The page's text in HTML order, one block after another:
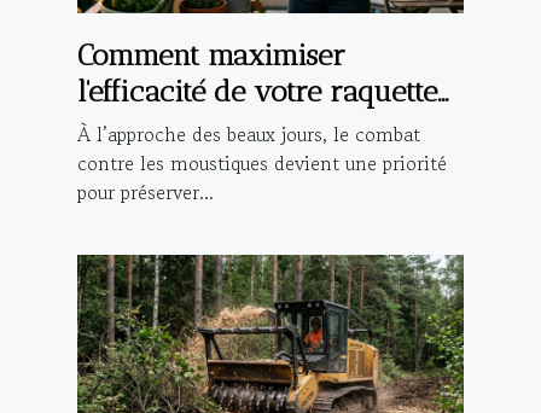
Comment maximiser
l'efficacité de votre raquette
anti-moustique électrique ?
À l’approche des beaux jours, le combat
contre les moustiques devient une priorité
pour préserver...